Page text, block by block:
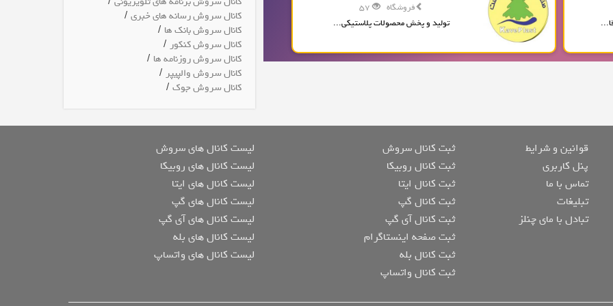
فروشگاه
تولید و پخش محصولات پلاستیکی...
کانال سروش رسانه های خبری/
کانال سروش بانک ها /
کانال سروش کنکور/
کانال سروش روزنامه ها /
کانال سروش والپیپر/
کانال سروش جوک/
قوانین و شرایط
پنل کاربری
تماس با ما
تبلیغات
تبادل با مای چنلز
ثبت کانال سروش
ثبت کانال روبیکا
ثبت کانال ایتا
ثبت کانال گپ
ثبت کانال آی گپ
ثبت صفحه اینستاگرام
ثبت کانال بله
ثبت کانال واتساپ
لیست کانال های سروش
لیست کانال های روبیکا
لیست کانال های ایتا
لیست کانال های گپ
لیست کانال های آی گپ
لیست کانال های بله
لیست کانال های واتساپ